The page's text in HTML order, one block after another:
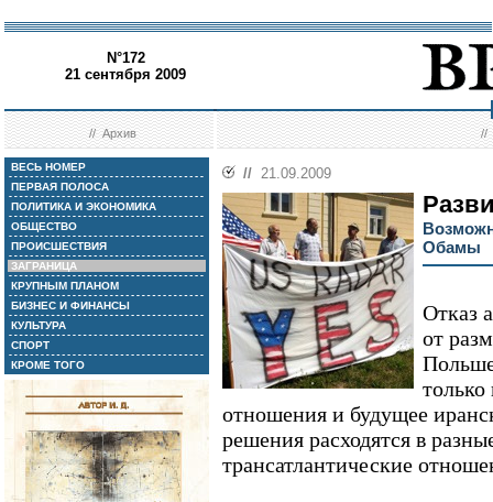
N°172
21 сентября 2009
//Архив //
ВЕСЬ НОМЕР
ПЕРВАЯ ПОЛОСА
ПОЛИТИКА И ЭКОНОМИКА
ОБЩЕСТВО
ПРОИСШЕСТВИЯ
ЗАГРАНИЦА
КРУПНЫМ ПЛАНОМ
БИЗНЕС И ФИНАНСЫ
КУЛЬТУРА
СПОРТ
КРОМЕ ТОГО
// 21.09.2009
Обамы
Отказ
от
отношения и будущее
решения расходятся в
трансатлантические